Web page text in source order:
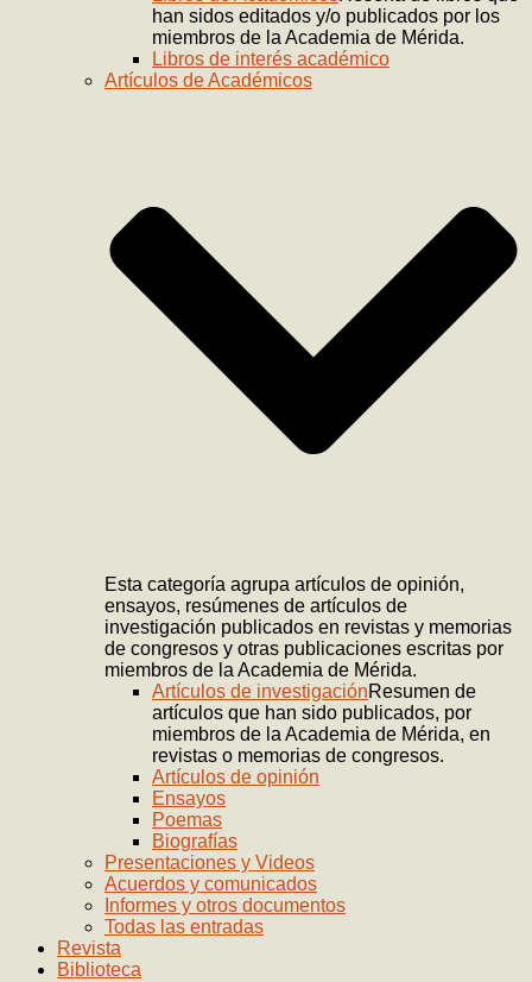
han sidos editados y/o publicados por los
miembros de la Academia de Mérida.
Libros de interés académico
Artículos de Académicos
Esta categoría agrupa artículos de opinión,
ensayos, resúmenes de artículos de
investigación publicados en revistas y memorias
de congresos y otras publicaciones escritas por
miembros de la Academia de Mérida.
Artículos de investigaciónResumen de
artículos que han sido publicados, por
miembros de la Academia de Mérida, en
revistas o memorias de congresos.
Artículos de opinión
Ensayos
Poemas
Biografías
Presentaciones y Videos
Acuerdos y comunicados
Informes y otros documentos
Todas las entradas
Revista
Biblioteca